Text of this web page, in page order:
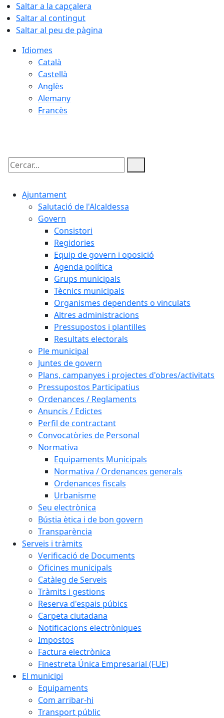
Saltar a la capçalera
Saltar al contingut
Saltar al peu de pàgina
Idiomes
Català
Castellà
Anglès
Alemany
Francès
Cercar:
Ajuntament
Salutació de l'Alcaldessa
Govern
Consistori
Regidories
Equip de govern i oposició
Agenda política
Grups municipals
Tècnics municipals
Organismes dependents o vinculats
Altres administracions
Pressupostos i plantilles
Resultats electorals
Ple municipal
Juntes de govern
Plans, campanyes i projectes d'obres/activitats
Pressupostos Participatius
Ordenances / Reglaments
Anuncis / Edictes
Perfil de contractant
Convocatòries de Personal
Normativa
Equipaments Municipals
Normativa / Ordenances generals
Ordenances fiscals
Urbanisme
Seu electrònica
Bústia ètica i de bon govern
Transparència
Serveis i tràmits
Verificació de Documents
Oficines municipals
Catàleg de Serveis
Tràmits i gestions
Reserva d'espais púbics
Carpeta ciutadana
Notificacions electròniques
Impostos
Factura electrònica
Finestreta Única Empresarial (FUE)
El municipi
Equipaments
Com arribar-hi
Transport públic